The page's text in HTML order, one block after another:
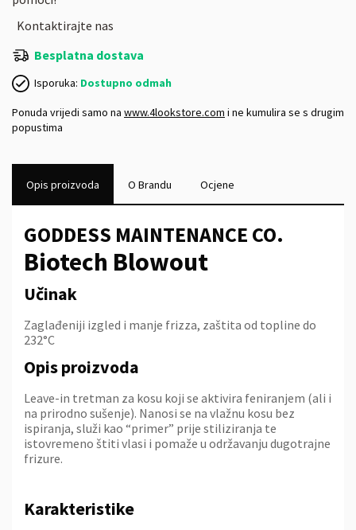
Kontaktirajte nas
Besplatna dostava
Isporuka: Dostupno odmah
Ponuda vrijedi samo na www.4lookstore.com i ne kumulira se s drugim
popustima
Opis proizvoda O Brandu Ocjene
GODDESS MAINTENANCE CO.
Biotech Blowout
Učinak
Zaglađeniji izgled i manje frizza, zaštita od topline do
232°C
Opis proizvoda
Leave-in tretman za kosu koji se aktivira feniranjem (ali i
na prirodno sušenje). Nanosi se na vlažnu kosu bez
ispiranja, služi kao “primer” prije stiliziranja te
istovremeno štiti vlasi i pomaže u održavanju dugotrajne
frizure.
Karakteristike